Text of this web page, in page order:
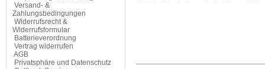
Versand- &
Zahlungsbedingungen
Widerrufsrecht &
Widerrufsformular
Batterieverordnung
Vertrag widerrufen
AGB
Privatsphäre und Datenschutz